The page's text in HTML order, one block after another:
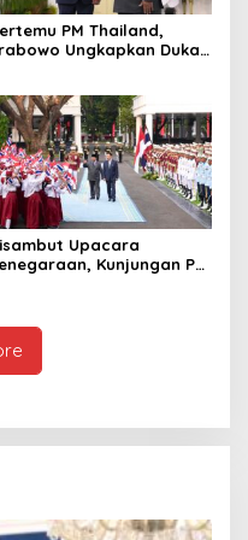
PM Thailand,
Ungkapkan Duka
Thailand
Upacara
Kunjungan PM